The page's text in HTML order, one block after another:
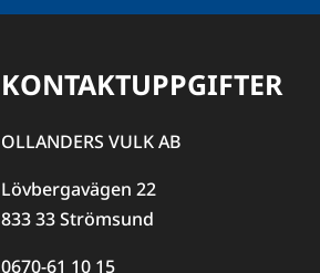
KONTAKTUPPGIFTER
OLLANDERS VULK AB
Lövbergavägen 22
833 33 Strömsund
0670-61 10 15